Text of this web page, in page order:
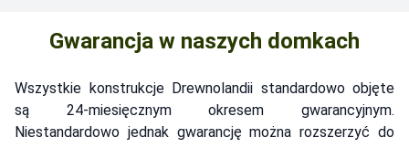
Gwarancja w naszych domkach
Wszystkie konstrukcje Drewnolandii standardowo objęte
są 24-miesięcznym okresem gwarancyjnym.
Niestandardowo jednak gwarancję można rozszerzyć do